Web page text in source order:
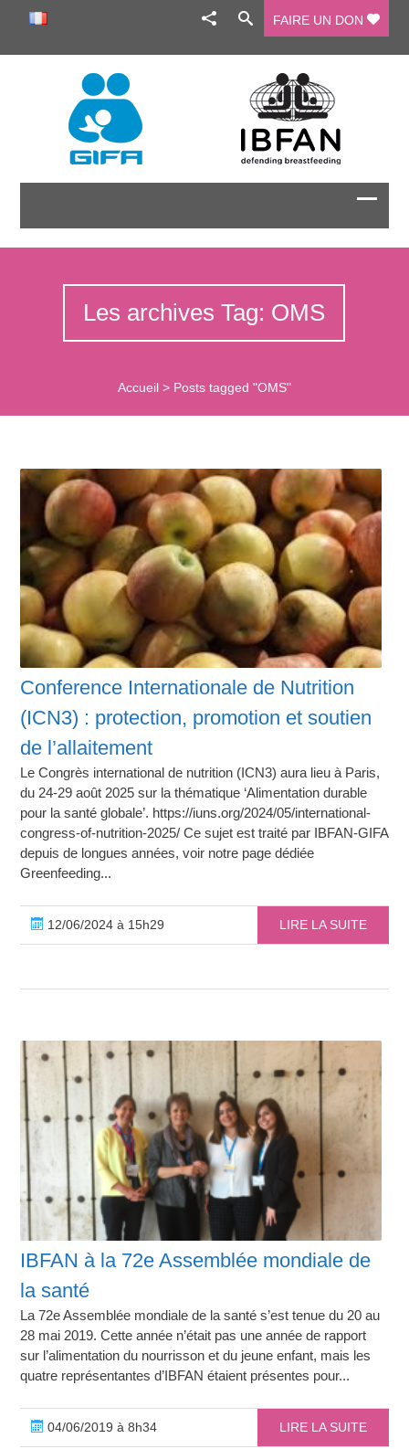
FAIRE UN DON
Les archives Tag: OMS
Accueil> Posts tagged "OMS"
Conference Internationale de Nutrition
(ICN3) : protection, promotion et soutien
de l’allaitement
Le Congrès international de nutrition (ICN3) aura lieu à Paris,
du 24-29 août 2025 sur la thématique ‘Alimentation durable
pour la santé globale’. https://iuns.org/2024/05/international-
congress-of-nutrition-2025/ Ce sujet est traité par IBFAN-GIFA
depuis de longues années, voir notre page dédiée
Greenfeeding...
12/06/2024 à 15h29 LIRE LA SUITE
IBFAN à la 72e Assemblée mondiale de
la santé
La 72e Assemblée mondiale de la santé s’est tenue du 20 au
28 mai 2019. Cette année n’était pas une année de rapport
sur l’alimentation du nourrisson et du jeune enfant, mais les
quatre représentantes d’IBFAN étaient présentes pour...
04/06/2019 à 8h34 LIRE LA SUITE